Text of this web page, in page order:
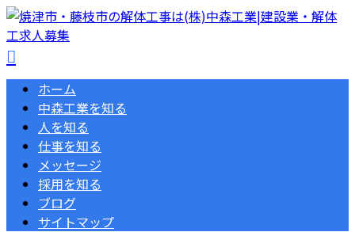
ホーム
中森工業を知る
人を知る
仕事を知る
メッセージ
採用を知る
ブログ
サイトマップ